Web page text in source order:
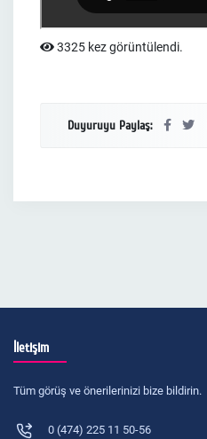
3325 kez görüntülendi.
Duyuruyu Paylaş:
İletişim
Tüm görüş ve önerilerinizi bize bildirin.
0 (474) 225 11 50-56